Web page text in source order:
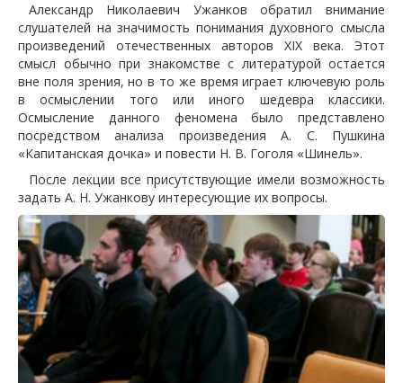
Александр Николаевич Ужанков обратил внимание
слушателей на значимость понимания духовного смысла
произведений отечественных авторов XIX века. Этот
смысл обычно при знакомстве с литературой остается
вне поля зрения, но в то же время играет ключевую роль
в осмыслении того или иного шедевра классики.
Осмысление данного феномена было представлено
посредством анализа произведения А. С. Пушкина
«Капитанская дочка» и повести Н. В. Гоголя «Шинель».
После лекции все присутствующие имели возможность
задать А. Н. Ужанкову интересующие их вопросы.